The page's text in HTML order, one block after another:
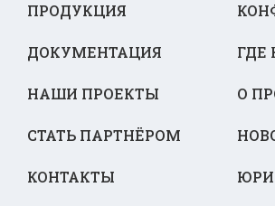
ПРОДУКЦИЯ
ДОКУМЕНТАЦИЯ ГДЕ
НАШИ ПРОЕКТЫ О
СТАТЬ ПАРТНЁРОМ
КОНТАКТЫ